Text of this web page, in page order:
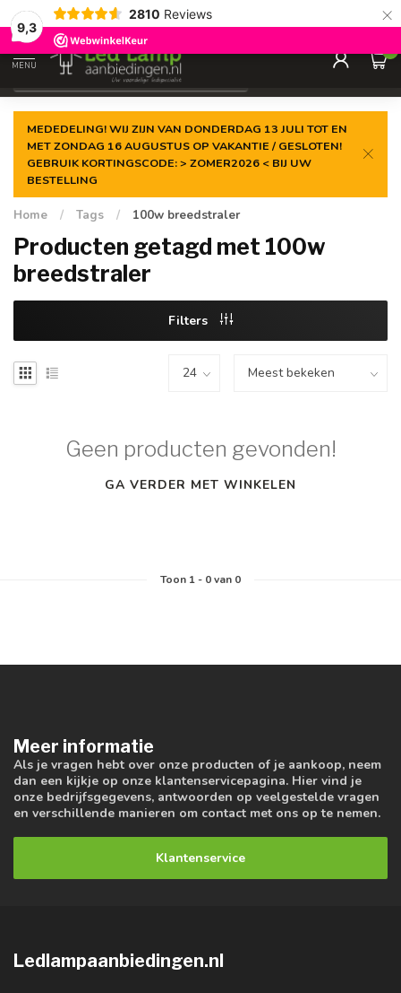
9,3
2810 Reviews ×
Gegarandeerde delaagste prijs
MENU
0
MEDEDELING! WIJ ZIJN VAN DONDERDAG 13 JULI TOT EN
MET ZONDAG 16 AUGUSTUS OP VAKANTIE / GESLOTEN!
GEBRUIK KORTINGSCODE: > ZOMER2026 < BIJ UW
BESTELLING
Home / Tags / 100w breedstraler
Producten getagd met 100w
breedstraler
Filters
Geen producten gevonden!
GA VERDER MET WINKELEN
Toon 1- 0van 0
Meer informatie
Als je vragen hebt over onze producten of je aankoop, neem
dan een kijkje op onze klantenservicepagina. Hier vind je
onze bedrijfsgegevens, antwoorden op veelgestelde vragen
en verschillende manieren om contact met ons op te nemen.
Klantenservice
Ledlampaanbiedingen.nl